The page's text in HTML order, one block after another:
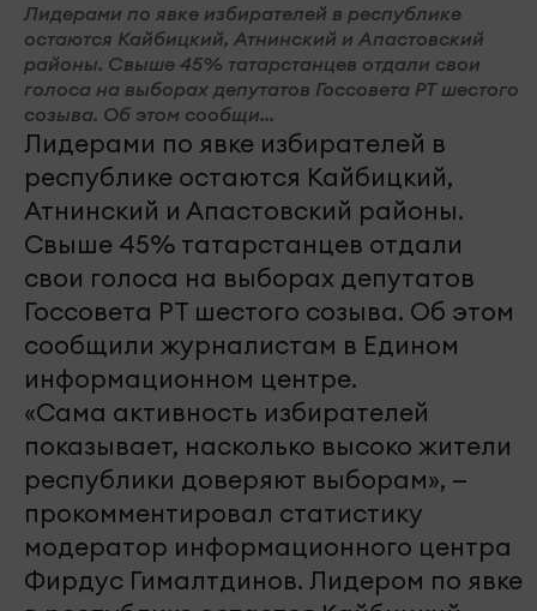
Лидерами по явке избирателей в республике
остаются Кайбицкий, Атнинский и Апастовский
районы. Свыше 45% татарстанцев отдали свои
голоса на выборах депутатов Госсовета РТ шестого
созыва. Об этом сообщи...
Лидерами по явке избирателей в
республике остаются Кайбицкий,
Атнинский и Апастовский районы.
Свыше 45% татарстанцев отдали
свои голоса на выборах депутатов
Госсовета РТ шестого созыва. Об этом
сообщили журналистам в Едином
информационном центре.
«Сама активность избирателей
показывает, насколько высоко жители
республики доверяют выборам», —
прокомментировал статистику
модератор информационного центра
Фирдус Гималтдинов. Лидером по явке